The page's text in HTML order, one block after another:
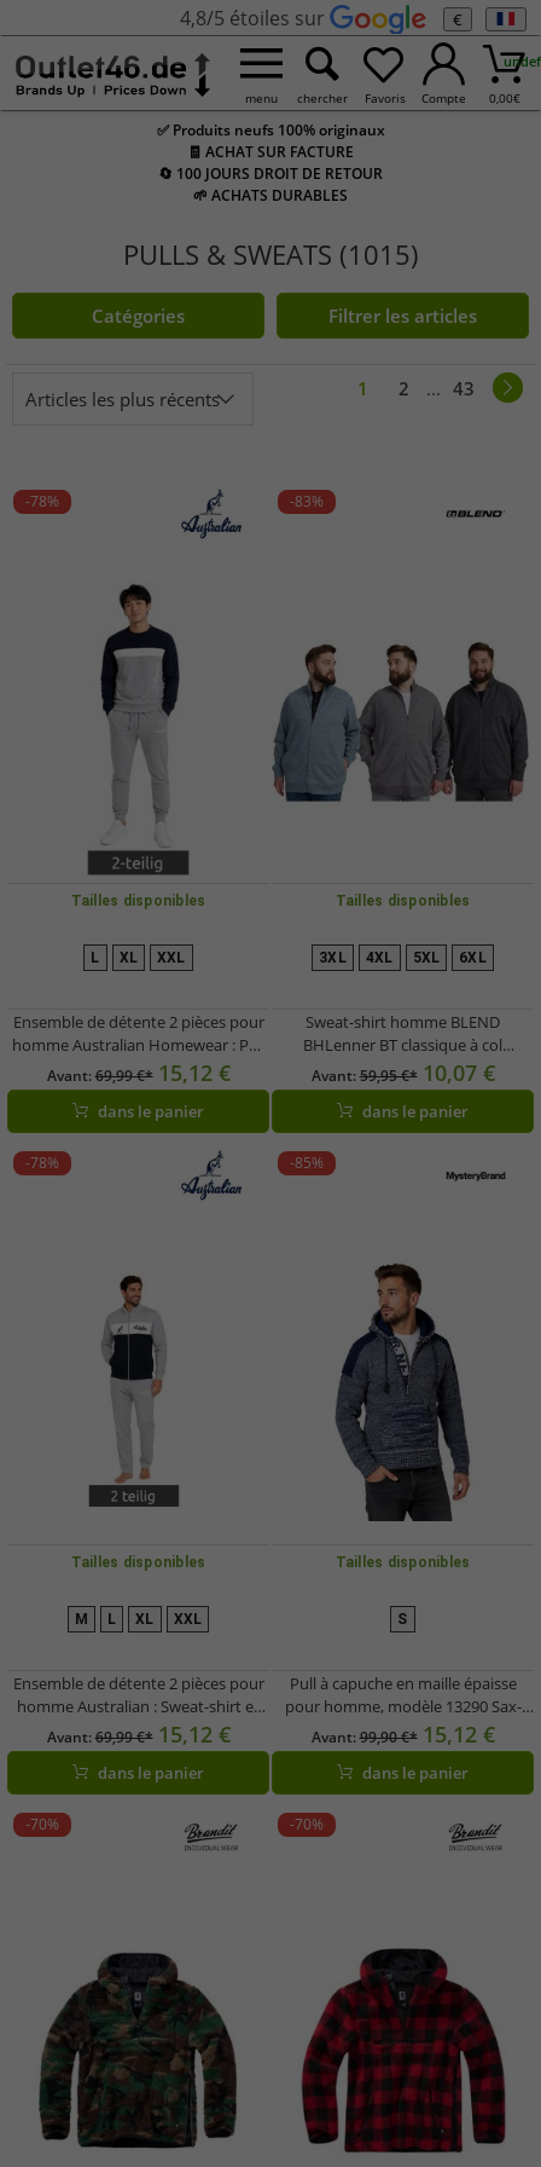
4,8/5 étoiles sur €
menu chercher Favoris Compte 0,00€
✅ Produits neufs 100% originaux
🧾 ACHAT SUR FACTURE
🔄 100 JOURS DROIT DE RETOUR
🌱 ACHATS DURABLES
PULLS & SWEATS (1015)
Catégories Filtrer les articles
Articles les plus récents 1 2 ... 43
-78%
Tailles disponibles
L XL XXL
Ensemble de détente 2 pièces pour
homme Australian Homewear : Pull
et pantalon de jogging en coton
avec logo AF74, Gris chiné/Bleu
foncé/Blanc
Avant:69,99 €* 15,12 €
dans le panier
-83%
Tailles disponibles
3XL 4XL 5XL 6XL
Sweat-shirt homme BLEND
BHLenner BT classique à col
montant, grandes tailles 20714929
en bleu, gris et noir
Avant:59,95 €* 10,07 €
dans le panier
-78%
Tailles disponibles
M L XL XXL
Ensemble de détente 2 pièces pour
homme Australian : Sweat-shirt et
pantalon de jogging en coton avec
logo AF67, gris/bleu foncé/blanc
Avant:69,99 €* 15,12 €
dans le panier
-85%
Tailles disponibles
S
Pull à capuche en maille épaisse
pour homme, modèle 13290 Sax-
Blue
Avant:99,90 €* 15,12 €
dans le panier
-70% -70%